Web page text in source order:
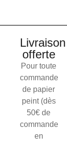
Livraison
offerte
Pour toute
commande
de papier
peint (dès
50€ de
commande
en